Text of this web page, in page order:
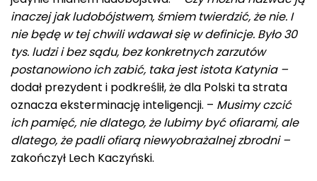
inaczej jak ludobójstwem, śmiem twierdzić, że nie. I
nie będę w tej chwili wdawał się w definicje. Było 30
tys. ludzi i bez sądu, bez konkretnych zarzutów
postanowiono ich zabić, taka jest istota Katynia –
dodał prezydent i podkreślił, że dla Polski ta strata
oznacza eksterminację inteligencji. – Musimy czcić
ich pamięć, nie dlatego, że lubimy być ofiarami, ale
dlatego, że padli ofiarą niewyobrażalnej zbrodni –
zakończył Lech Kaczyński.